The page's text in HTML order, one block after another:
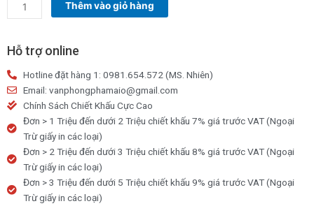
Nhẫn
ORB02/FO
Thiên
Long
số
lượng
Thêm vào giỏ hàng
Hỗ trợ online
Hotline đặt hàng 1: 0981.654.572 (MS. Nhiên)
Email: vanphongphamaio@gmail.com
Chính Sách Chiết Khấu Cực Cao
Đơn > 1 Triệu đến dưới 2 Triệu chiết khấu 7% giá trước VAT (Ngoại
Trừ giấy in các loại)
Đơn > 2 Triệu đến dưới 3 Triệu chiết khấu 8% giá trước VAT (Ngoại
Trừ giấy in các loại)
Đơn > 3 Triệu đến dưới 5 Triệu chiết khấu 9% giá trước VAT (Ngoại
Trừ giấy in các loại)